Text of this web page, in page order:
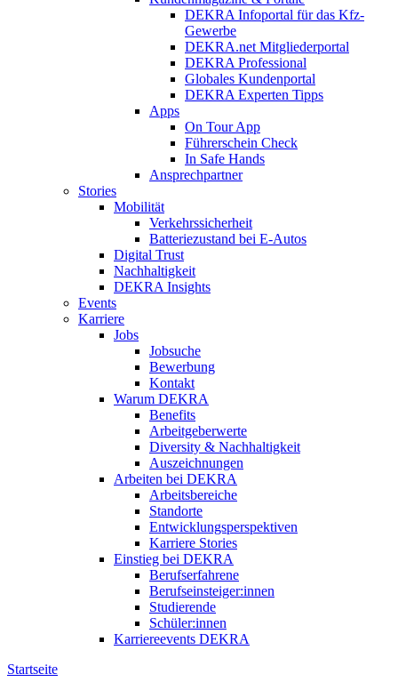
DEKRA Infoportal für das Kfz-
Gewerbe
DEKRA.net Mitgliederportal
DEKRA Professional
Globales Kundenportal
DEKRA Experten Tipps
Apps
On Tour App
Führerschein Check
In Safe Hands
Ansprechpartner
Stories
Mobilität
Verkehrssicherheit
Batteriezustand bei E-Autos
Digital Trust
Nachhaltigkeit
DEKRA Insights
Events
Karriere
Jobs
Jobsuche
Bewerbung
Kontakt
Warum DEKRA
Benefits
Arbeitgeberwerte
Diversity & Nachhaltigkeit
Auszeichnungen
Arbeiten bei DEKRA
Arbeitsbereiche
Standorte
Entwicklungsperspektiven
Karriere Stories
Einstieg bei DEKRA
Berufserfahrene
Berufseinsteiger:innen
Studierende
Schüler:innen
Karriereevents DEKRA
Startseite